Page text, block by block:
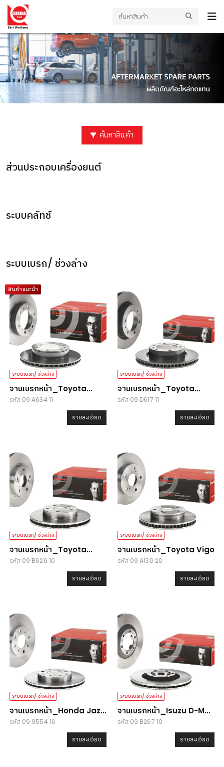
ค้นหาสินค้า
ส่วนประกอบเครื่องยนต์
ระบบคลัทช์
ระบบเบรก/ ช่วงล่าง
สินค้าแนะนำ
ระบบเบรก/ ช่วงล่าง
จานเบรกหน้า_Toyota
Vigo/ Fortuner/ Revo
รหัส 09 A634 11
รายละเอียด
ระบบเบรก/ ช่วงล่าง
จานเบรกหน้า_Toyota
Vigo/ Fortuner
รหัส 09 D617 11
รายละเอียด
ระบบเบรก/ ช่วงล่าง
จานเบรกหน้า_Toyota
Vigo/ Revo
รหัส 09 B626 10
รายละเอียด
ระบบเบรก/ ช่วงล่าง
จานเบรกหน้า_Toyota Vigo
รหัส 09 A130 20
รายละเอียด
ระบบเบรก/ ช่วงล่าง
จานเบรกหน้า_Honda Jazz
GD/City
รหัส 09 9554 10
รายละเอียด
ระบบเบรก/ ช่วงล่าง
จานเบรกหน้า_Isuzu D-Max
4x4/Colorado
รหัส 09 B267 10
รายละเอียด